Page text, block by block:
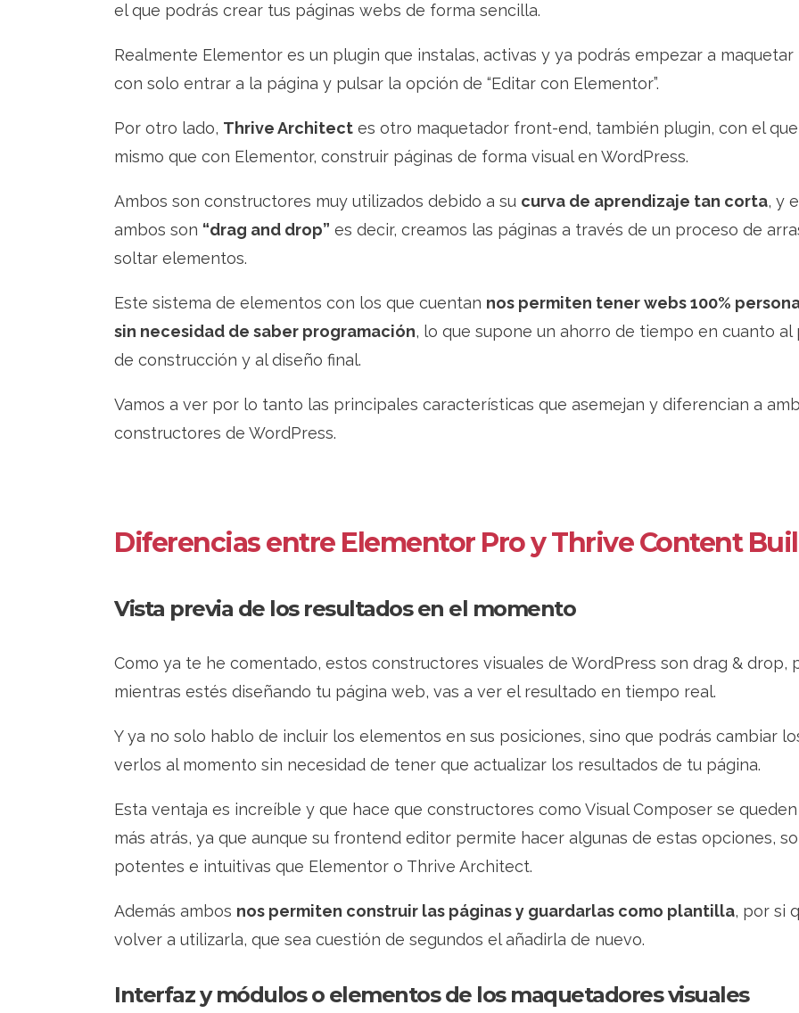
el que podrás crear tus páginas webs de forma sencilla.
Realmente Elementor es un plugin que instalas, activas y ya podrás empezar a
con solo entrar a la página y pulsar la opción de “Editar con Elementor”.
Por otro lado, Thrive Architect es otro maquetador front-end, también plugin, con el
mismo que con Elementor, construir páginas de forma visual en WordPress.
Ambos son constructores muy utilizados debido a su curva de aprendizaje tan corta, y
ambos son “drag and drop” es decir, creamos las páginas a través de un proceso de
soltar elementos.
Este sistema de elementos con los que cuentan nos permiten tener webs 100%
sin necesidad de saber programación, lo que supone un ahorro de tiempo en cuanto al
de construcción y al diseño final.
Vamos a ver por lo tanto las principales características que asemejan y diferencian a
constructores de WordPress.
Diferencias entre Elementor Pro y Thrive Content
Vista previa de los resultados en el momento
Como ya te he comentado, estos constructores visuales de WordPress son drag & drop,
mientras estés diseñando tu página web, vas a ver el resultado en tiempo real.
Y ya no solo hablo de incluir los elementos en sus posiciones, sino que podrás cambiar
verlos al momento sin necesidad de tener que actualizar los resultados de tu página.
Esta ventaja es increíble y que hace que constructores como Visual Composer se
más atrás, ya que aunque su frontend editor permite hacer algunas de estas opciones,
potentes e intuitivas que Elementor o Thrive Architect.
Además ambos nos permiten construir las páginas y guardarlas como plantilla, por si
volver a utilizarla, que sea cuestión de segundos el añadirla de nuevo.
Interfaz y módulos o elementos de los maquetadores visuales